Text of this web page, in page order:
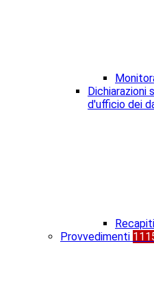
d'ufficio dei
Provvedimenti